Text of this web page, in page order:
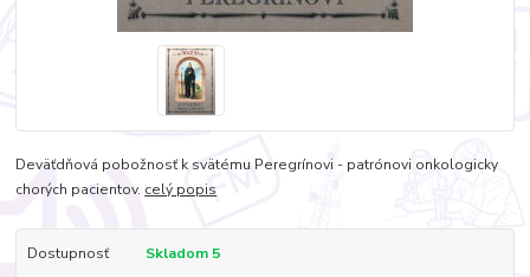
Deväťdňová pobožnosť k svätému Peregrínovi - patrónovi onkologicky
chorých pacientov. celý popis
Dostupnosť Skladom 5